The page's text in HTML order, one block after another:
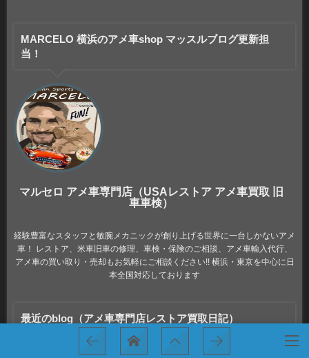
MARCELO 横浜のアメ車shop マッスルブログ更新担
当！
マルセロ アメ車専門店（USAレストア アメ車買取 旧
車車検）
経験豊富なスタッフと敏腕メカニックが創り上げる世界に一台しかないアメ
車！ レストア、米車旧車の修理、車検・保険のご相談、アメ車輸入代行、
アメ車の買い取り・売却もお気軽にご相談ください!! 横浜・東京を中心に日
本全国対応しております
最近のblog（アメ車専門店レストア買取日記）